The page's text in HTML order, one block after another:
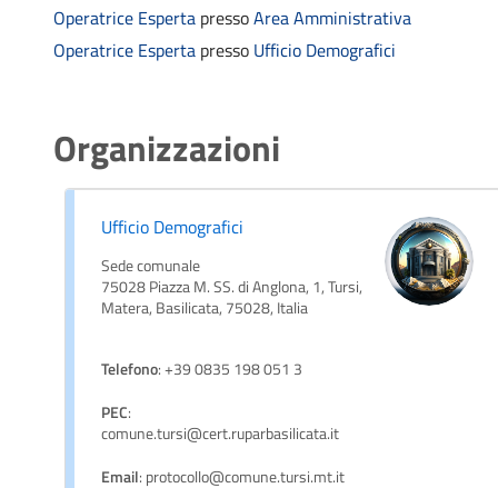
Operatrice Esperta pressoArea Amministrativa
Operatrice Esperta presso Ufficio Demografici
Organizzazioni
Ufficio Demografici
Sede comunale
75028 Piazza M. SS. di Anglona, 1, Tursi,
Matera, Basilicata, 75028, Italia
Telefono: +39 0835 198 051 3
PEC:
comune.tursi@cert.ruparbasilicata.it
Email: protocollo@comune.tursi.mt.it